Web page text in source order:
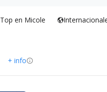
Top en Micole
+ info